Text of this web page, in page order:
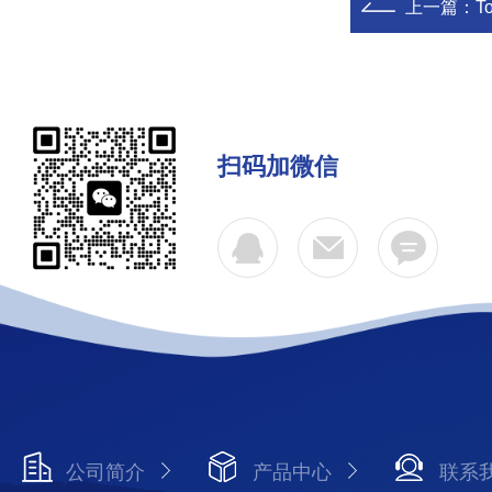
上一篇：
扫码加微信
公司简介 产品中心 联系